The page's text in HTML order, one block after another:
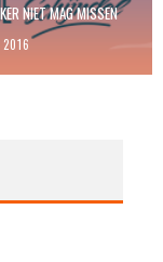
NIET MAG MISSEN